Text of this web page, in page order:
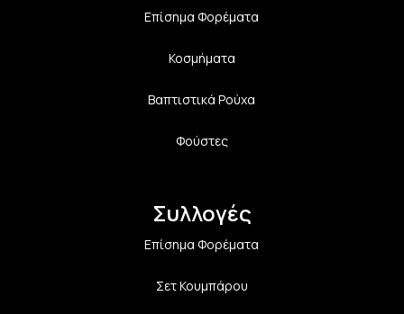
Επίσημα Φορέματα
Κοσμήματα
Βαπτιστικά Ρούχα
Φούστες
Συλλογές
Επίσημα Φορέματα
Σετ Κουμπάρου